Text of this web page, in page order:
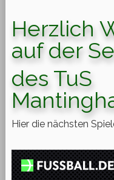
Herzlich
auf der
des TuS
Hier die nächsten